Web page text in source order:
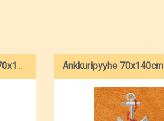
Ajoneuvoasentajan pyyhe 70x140 cm Ankkuripyyhe 70x140cm